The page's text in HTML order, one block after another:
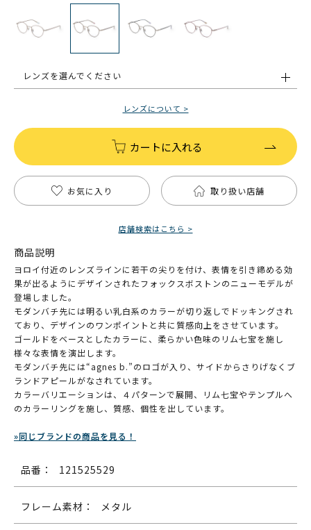
レンズを選んでください
レンズについて >
カートに入れる
お気に入り 取り扱い店舗
店舗検索はこちら >
商品説明
ヨロイ付近のレンズラインに若干の尖りを付け、表情を引き締める効
果が出るようにデザインされたフォックスボストンのニューモデルが
登場しました。
モダンバチ先には明るい乳白系のカラーが切り返しでドッキングされ
ており、デザインのワンポイントと共に質感向上をさせています。
ゴールドをベースとしたカラーに、柔らかい色味のリム七宝を施し
様々な表情を演出します。
モダンバチ先には“agnes b.”のロゴが入り、サイドからさりげなくブ
ランドアピールがなされています。
カラーバリエーションは、４パターンで展開、リム七宝やテンプルへ
のカラーリングを施し、質感、個性を出しています。
»同じブランドの商品を見る！
品番： 121525529
フレーム素材： メタル